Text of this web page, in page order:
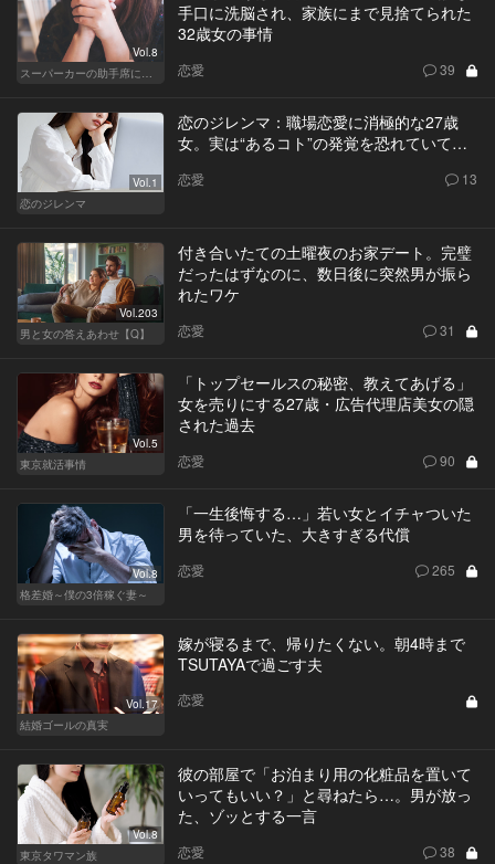
Vol.8
手口に洗脳され、家族にまで見捨てられた
32歳女の事情
恋愛 39
Vol.1
恋のジレンマ
恋のジレンマ：職場恋愛に消極的な27歳
女。実は“あるコト”の発覚を恐れていて…
恋愛 13
Vol.203
男と女の答えあわせ【Q】
付き合いたての土曜夜のお家デート。完璧
だったはずなのに、数日後に突然男が振ら
れたワケ
恋愛 31
Vol.5
東京就活事情
「トップセールスの秘密、教えてあげる」
女を売りにする27歳・広告代理店美女の隠
された過去
恋愛 90
Vol.8
格差婚～僕の3倍稼ぐ妻～
「一生後悔する…」若い女とイチャついた
男を待っていた、大きすぎる代償
恋愛 265
Vol.17
結婚ゴールの真実
嫁が寝るまで、帰りたくない。朝4時まで
TSUTAYAで過ごす夫
恋愛
Vol.8
東京タワマン族
彼の部屋で「お泊まり用の化粧品を置いて
いってもいい？」と尋ねたら…。男が放っ
た、ゾッとする一言
恋愛 38